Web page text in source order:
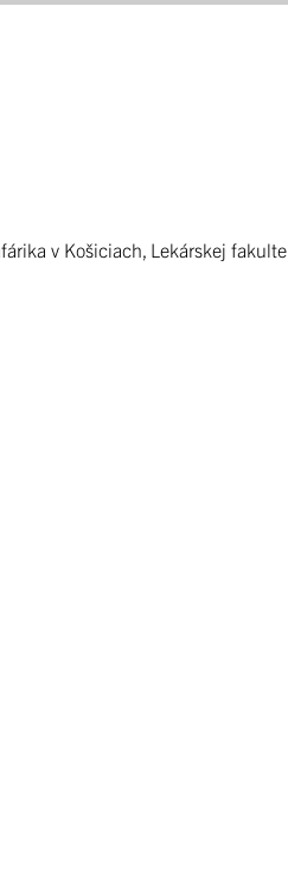
v Košiciach, Lekárskej fakulte